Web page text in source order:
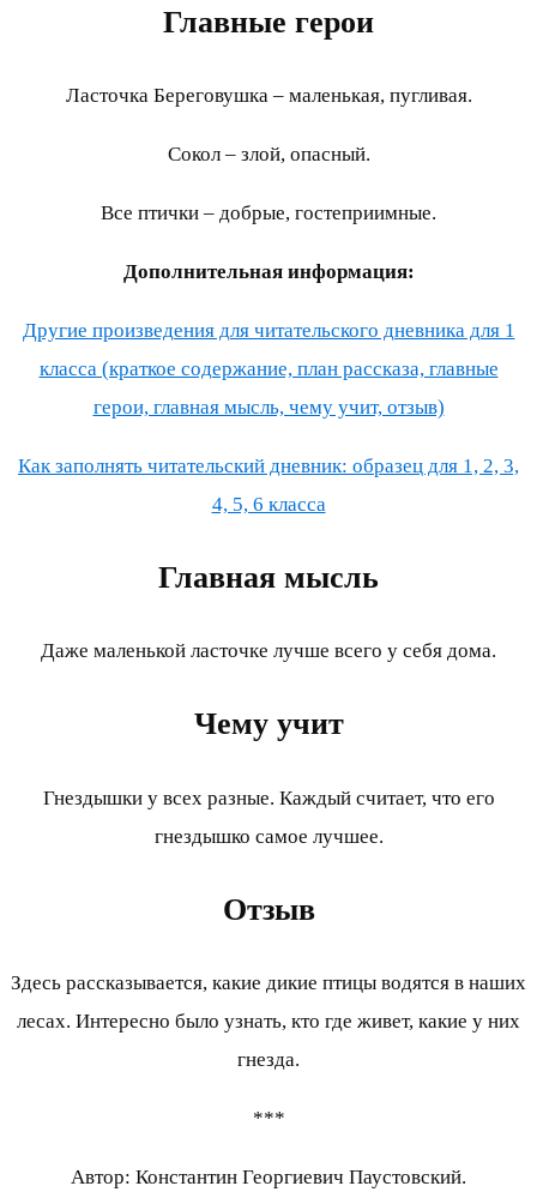
Главные герои
Ласточка Береговушка – маленькая, пугливая.
Сокол – злой, опасный.
Все птички – добрые, гостеприимные.
Дополнительная информация:
Другие произведения для читательского дневника для 1
класса (краткое содержание, план рассказа, главные
герои, главная мысль, чему учит, отзыв)
Как заполнять читательский дневник: образец для 1, 2, 3,
4, 5, 6 класса
Главная мысль
Даже маленькой ласточке лучше всего у себя дома.
Чему учит
Гнездышки у всех разные. Каждый считает, что его
гнездышко самое лучшее.
Отзыв
Здесь рассказывается, какие дикие птицы водятся в наших
лесах. Интересно было узнать, кто где живет, какие у них
гнезда.
***
Автор: Константин Георгиевич Паустовский.